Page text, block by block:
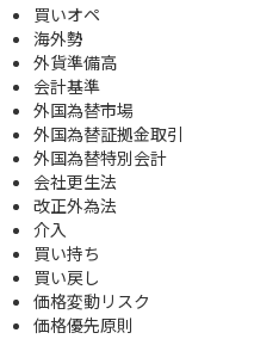
買いオペ
海外勢
外貨準備高
会計基準
外国為替市場
外国為替証拠金取引
外国為替特別会計
会社更生法
改正外為法
介入
買い持ち
買い戻し
価格変動リスク
価格優先原則